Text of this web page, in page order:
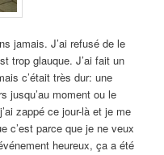
jamais. J’ai refusé de le
trop glauque. J’ai fait un
c’était très dur: une
jusqu’au moment ou le
zappé ce jour-là et je me
c’est parce que je ne veux
heureux, ça a été